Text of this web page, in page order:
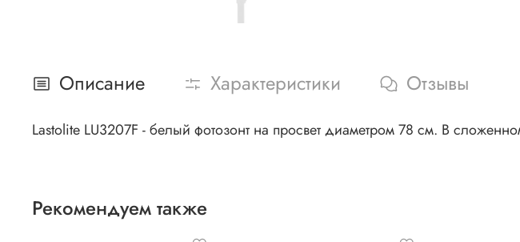
Описание Характеристики Отзывы
Lastolite LU3207F - белый фотозонт на просвет диаметром 78 см. В
Рекомендуем также